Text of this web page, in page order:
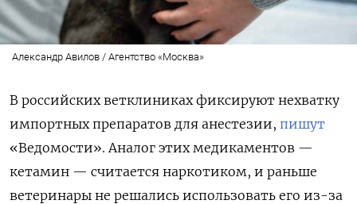
Александр Авилов / Агентство «Москва»
В российских ветклиниках фиксируют нехватку
импортных препаратов для анестезии, пишут
«Ведомости». Аналог этих медикаментов —
кетамин — считается наркотиком, и раньше
ветеринары не решались использовать его из-за